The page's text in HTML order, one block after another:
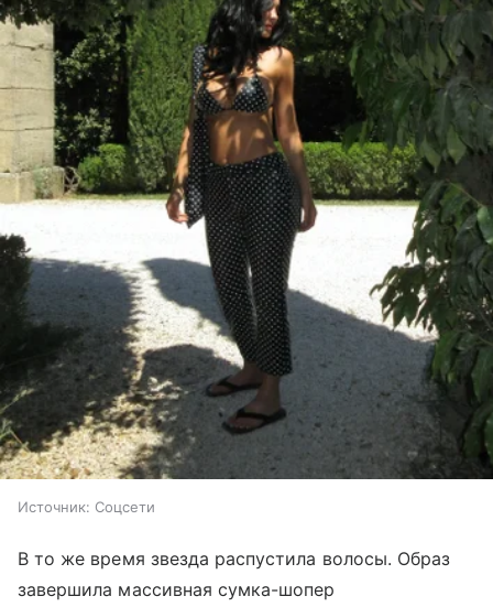
Источник: Соцсети
В то же время звезда распустила волосы. Образ
завершила массивная сумка-шопер